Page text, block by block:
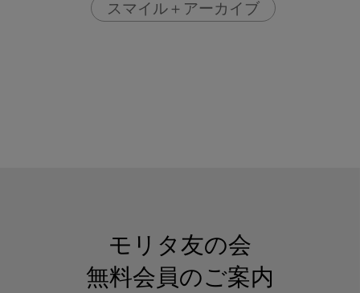
スマイル＋アーカイブ
モリタ友の会
無料会員のご案内